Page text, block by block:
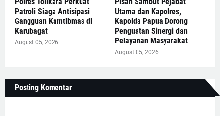
Polres Tolikara Perkuat
Patroli Siaga Antisipasi
Gangguan Kamtibmas di
Karubagat
August 05, 2026
Pisah Sambut Pejabat
Utama dan Kapolres,
Kapolda Papua Dorong
Penguatan Sinergi dan
Pelayanan Masyarakat
August 05, 2026
Posting Komentar